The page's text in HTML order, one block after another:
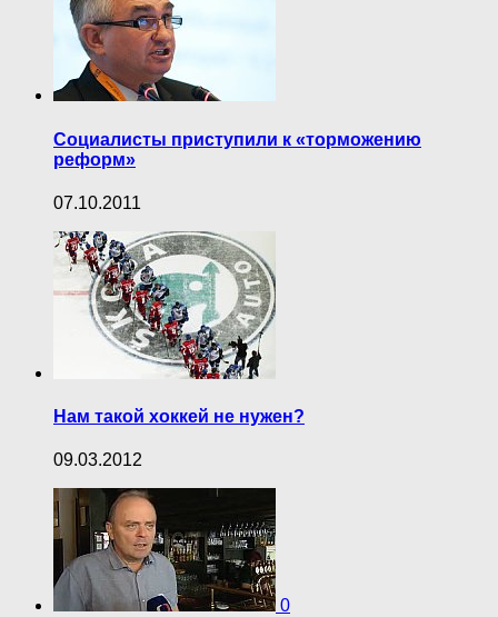
Социалисты приступили к «торможению
реформ»
07.10.2011
Нам такой хоккей не нужен?
09.03.2012
0